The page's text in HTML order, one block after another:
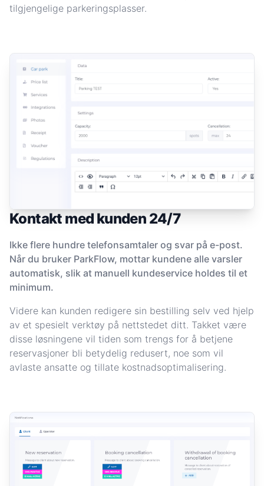
tilgjengelige parkeringsplasser.
Kontakt med kunden 24/7
Ikke flere hundre telefonsamtaler og svar på e-post.
Når du bruker ParkFlow, mottar kundene alle varsler
automatisk, slik at manuell kundeservice holdes til et
minimum.
Videre kan kunden redigere sin bestilling selv ved hjelp
av et spesielt verktøy på nettstedet ditt. Takket være
disse løsningene vil tiden som trengs for å betjene
reservasjoner bli betydelig redusert, noe som vil
avlaste ansatte og tillate kostnadsoptimalisering.